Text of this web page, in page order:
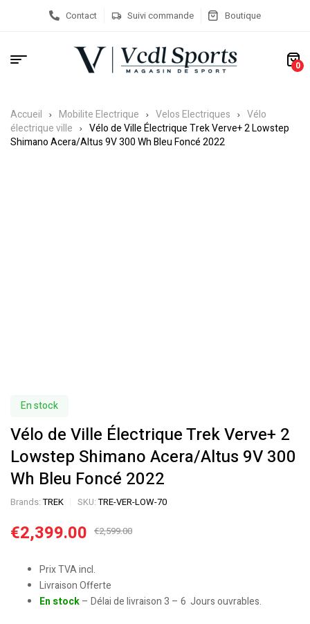
Contact Suivi commande Boutique
0
Accueil Mobilite Electrique Velos Electriques
Vélo
électrique ville
Vélo de Ville Électrique Trek Verve+ 2 Lowstep
Shimano Acera/Altus 9V 300 Wh Bleu Foncé 2022
En stock
Vélo de Ville Électrique Trek Verve+ 2
Lowstep Shimano Acera/Altus 9V 300
Wh Bleu Foncé 2022
Brands:TREK SKU:TRE-VER-LOW-70
€2,599.00
€2,399.00
Prix TVA incl.
Livraison Offerte
En stock– Délai de livraison 3 – 6 Jours ouvrables.